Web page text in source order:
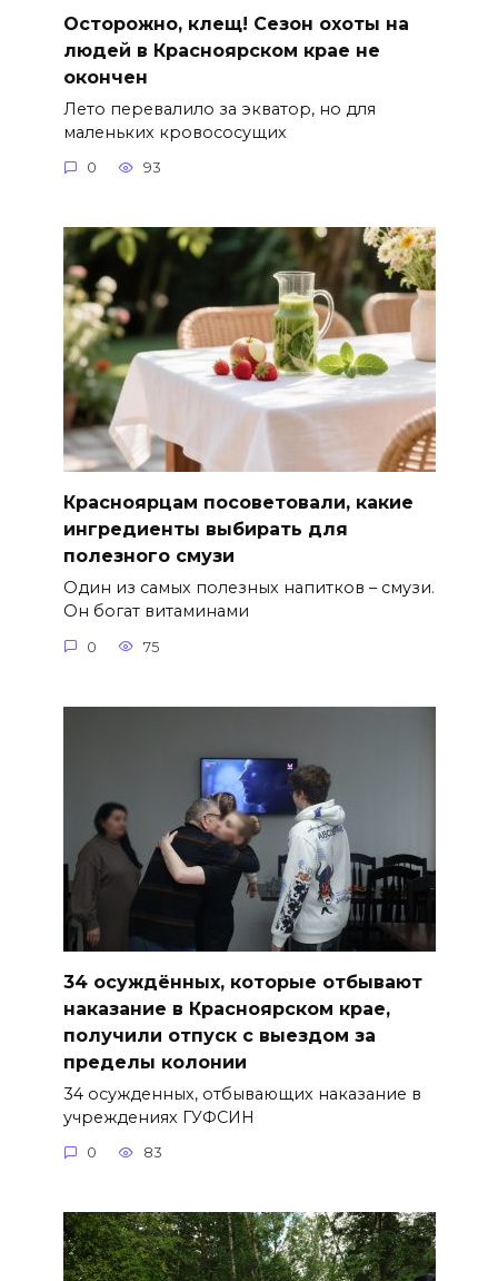
Осторожно, клещ! Сезон охоты на
людей в Красноярском крае не
окончен
Лето перевалило за экватор, но для
маленьких кровососущих
0 93
Красноярцам посоветовали, какие
ингредиенты выбирать для
полезного смузи
Один из самых полезных напитков – смузи.
Он богат витаминами
0 75
34 осуждённых, которые отбывают
наказание в Красноярском крае,
получили отпуск с выездом за
пределы колонии
34 осужденных, отбывающих наказание в
учреждениях ГУФСИН
0 83